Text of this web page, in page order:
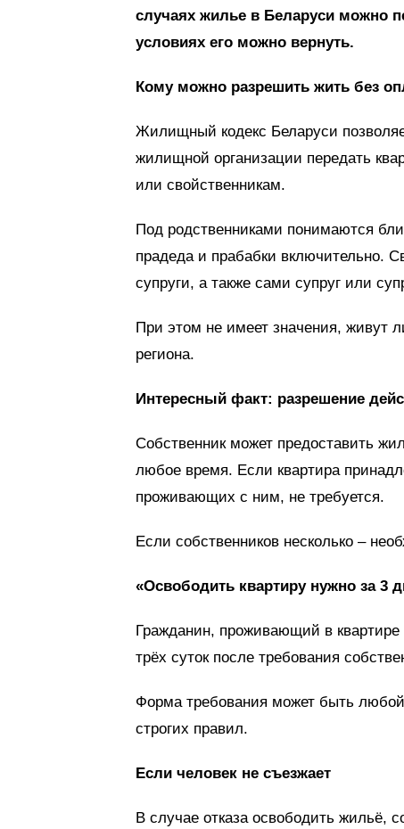
случаях жилье в Беларуси можно
условиях его можно вернуть.
Кому можно разрешить жить без
Жилищный кодекс Беларуси
жилищной организации передать
или свойственникам.
Под родственниками понимаются
прадеда и прабабки включительно.
супруги, а также сами супруг или
При этом не имеет значения, живут
региона.
Интересный факт: разрешение
Собственник может предоставить
любое время. Если квартира
проживающих с ним, не требуется.
Если собственников несколько –
«Освободить квартиру нужно за 3
Гражданин, проживающий в квартире
трёх суток после требования
Форма требования может быть
строгих правил.
Если человек не съезжает
В случае отказа освободить жильё,